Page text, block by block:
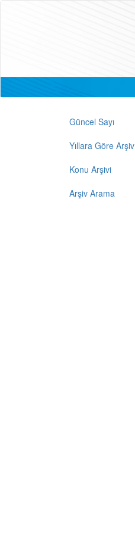
Güncel Sayı
Yıllara Göre Arşiv
Konu Arşivi
Arşiv Arama